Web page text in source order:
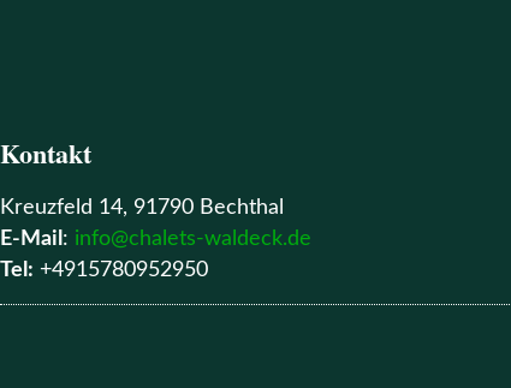
Kontakt
Kreuzfeld 14, 91790 Bechthal
E-Mail : info@chalets-waldeck.de
Tel: +4915780952950